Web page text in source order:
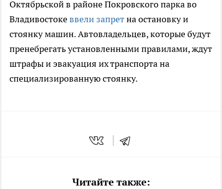
Октябрьской в районе Покровского парка во
Владивостокеввели запретна остановку и
стоянку машин. Автовладельцев, которые будут
пренебрегать установленными правилами, ждут
штрафы и эвакуация их транспорта на
специализированную стоянку.
Читайте также: